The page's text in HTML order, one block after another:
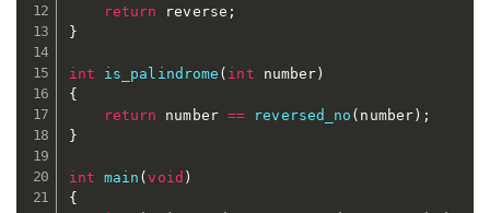
return reverse ;
}
int is_palindrome ( int number )
{
return number == reversed_no ( number ) ;
}
int main (void )
{